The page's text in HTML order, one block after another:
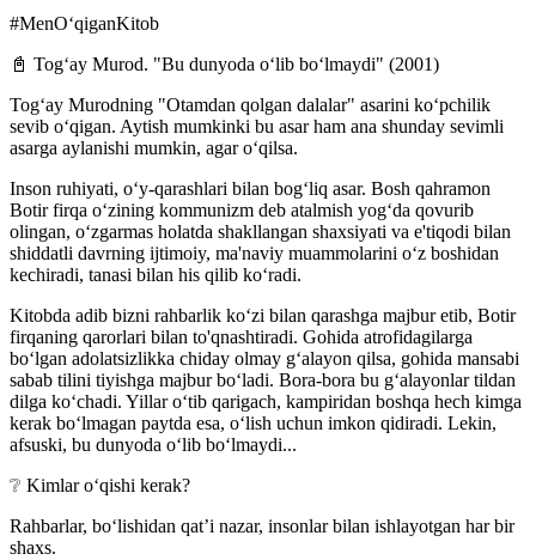
#MenOʻqiganKitob
📓 Togʻay Murod. "Bu dunyoda oʻlib boʻlmaydi" (2001)
Togʻay Murodning "Otamdan qolgan dalalar" asarini koʻpchilik
sevib oʻqigan. Aytish mumkinki bu asar ham ana shunday sevimli
asarga aylanishi mumkin, agar oʻqilsa.
Inson ruhiyati, oʻy-qarashlari bilan bogʻliq asar. Bosh qahramon
Botir firqa o‘zining kommunizm deb atalmish yogʻda qovurib
olingan, oʻzgarmas holatda shakllangan shaxsiyati va e'tiqodi bilan
shiddatli davrning ijtimoiy, ma'naviy muammolarini oʻz boshidan
kechiradi, tanasi bilan his qilib koʻradi.
Kitobda adib bizni rahbarlik koʻzi bilan qarashga majbur etib, Botir
firqaning qarorlari bilan to'qnashtiradi. Gohida atrofidagilarga
boʻlgan adolatsizlikka chiday olmay gʻalayon qilsa, gohida mansabi
sabab tilini tiyishga majbur boʻladi. Bora-bora bu gʻalayonlar tildan
dilga koʻchadi. Yillar oʻtib qarigach, kampiridan boshqa hech kimga
kerak boʻlmagan paytda esa, oʻlish uchun imkon qidiradi. Lekin,
afsuski, bu dunyoda oʻlib boʻlmaydi...
❔ Kimlar oʻqishi kerak?
Rahbarlar, bo‘lishidan qat’i nazar, insonlar bilan ishlayotgan har bir
shaxs.